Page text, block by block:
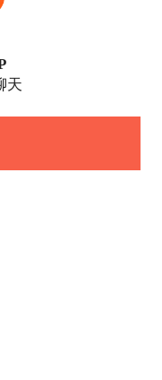
天